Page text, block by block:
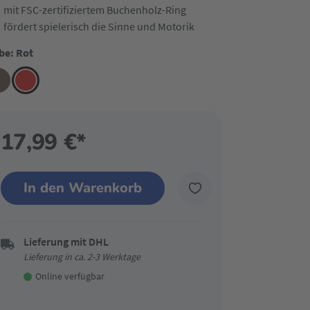
mit FSC-zertifiziertem Buchenholz-Ring
fördert spielerisch die Sinne und Motorik
Rot
17,99 €*
In den Warenkorb
Lieferung mit DHL
Lieferung in ca. 2-3 Werktage
Online verfügbar